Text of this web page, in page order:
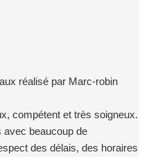
réalisé par Marc-robin
compétent et très soigneux.
avec beaucoup de
des délais, des horaires